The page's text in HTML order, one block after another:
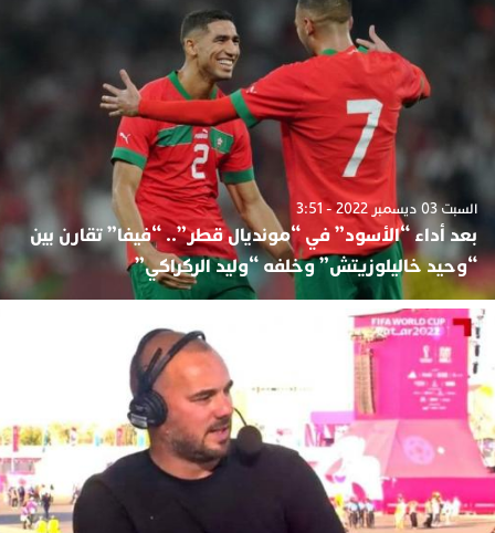
السبت 03 ديسمبر 2022 - 3:51
بعد أداء “الأسود” في “مونديال قطر”.. “فيفا” تقارن بين
“وحيد خاليلوزيتش” وخلفه “وليد الركراكي”